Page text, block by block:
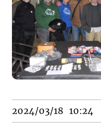
2024/03/18 10:24